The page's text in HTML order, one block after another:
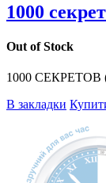
1000
Out of Stock
1000 СЕКРЕТОВ
В закладки